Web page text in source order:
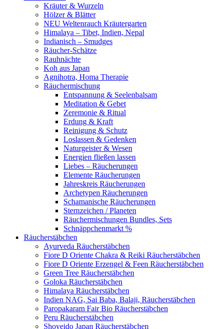
Kräuter & Wurzeln
Hölzer & Blätter
NEU Weltenrauch Kräutergarten
Himalaya – Tibet, Indien, Nepal
Indianisch – Smudges
Räucher-Schätze
Rauhnächte
Koh aus Japan
Agnihotra, Homa Therapie
Räuchermischung
Entspannung & Seelenbalsam
Meditation & Gebet
Zeremonie & Ritual
Erdung & Kraft
Reinigung & Schutz
Loslassen & Gedenken
Naturgeister & Wesen
Energien fließen lassen
Liebes – Räucherungen
Elemente Räucherungen
Jahreskreis Räucherungen
Archetypen Räucherungen
Schamanische Räucherungen
Sternzeichen / Planeten
Räuchermischungen Bundles, Sets
Schnäppchenmarkt %
Räucherstäbchen
Ayurveda Räucherstäbchen
Fiore D Oriente Chakra & Reiki Räucherstäbchen
Fiore D Oriente Erzengel & Feen Räucherstäbchen
Green Tree Räucherstäbchen
Goloka Räucherstäbchen
Himalaya Räucherstäbchen
Indien NAG, Sai Baba, Balaji, Räucherstäbchen
Paropakaram Fair Bio Räucherstäbchen
Peru Räucherstäbchen
Shoyeido Japan Räucherstäbchen